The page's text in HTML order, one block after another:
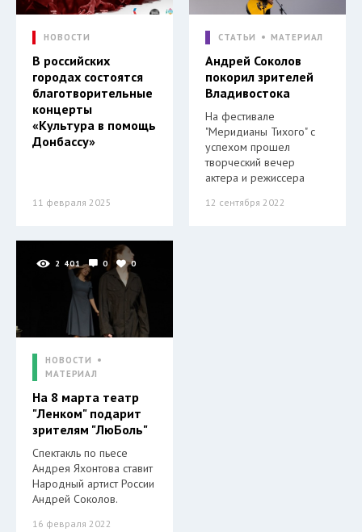
НОВОСТИ
В российских
городах состоятся
благотворительные
концерты
«Культура в помощь
Донбассу»
11 февраля 2025
СТАТЬИ МАТЕРИАЛ
Андрей Соколов
покорил зрителей
Владивостока
На фестивале
"Меридианы Тихого" с
успехом прошел
творческий вечер
актера и режиссера
12 сентября 2022
2 401 0 0
НОВОСТИ
МАТЕРИАЛ
На 8 марта театр
"Ленком" подарит
зрителям "ЛюБоль"
Спектакль по пьесе
Андрея Яхонтова ставит
Народный артист России
Андрей Соколов.
16 февраля 2022